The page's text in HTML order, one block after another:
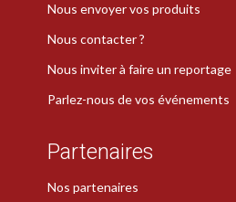
Nous envoyer vos produits
Nous contacter ?
Nous inviter à faire un reportage
Parlez-nous de vos événements
Partenaires
Nos partenaires